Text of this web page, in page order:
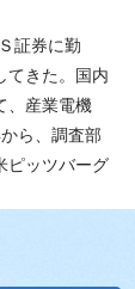
証券に勤
てきた。国内
、産業電機
ら、調査部
ピッツバーグ